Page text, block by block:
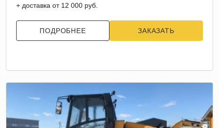
+ доставка от 12 000 руб.
ПОДРОБНЕЕ ЗАКАЗАТЬ